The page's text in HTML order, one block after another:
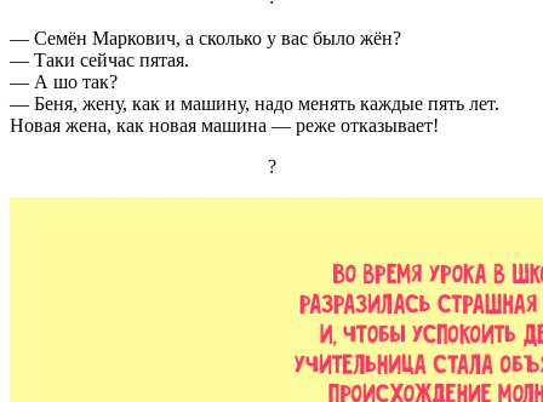
— Семён Маркович, а сколько у вас было жён?
— Таки сейчас пятая.
— А шо так?
— Беня, жену, как и машину, надо менять каждые пять лет.
Новая жена, как новая машина — реже отказывает!
?